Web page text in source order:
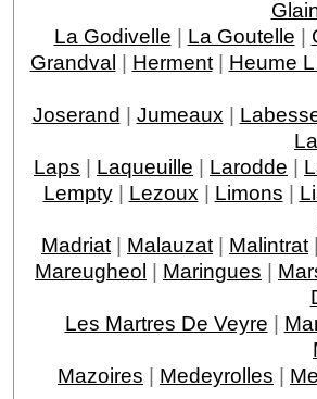
La Godivelle | La Goutelle |
Grandval | Herment| Heume
Joserand | Jumeaux |
Laps | Laqueuille | Larodde |
Lempty| Lezoux | Limons |
Madriat | Malauzat | Malintrat |
Mareugheol | Maringues |
Les Martres De Veyre |
Mazoires | Medeyrolles |